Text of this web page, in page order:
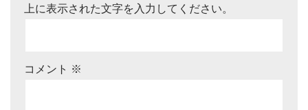
上に表示された文字を入力してください。
コメント ※